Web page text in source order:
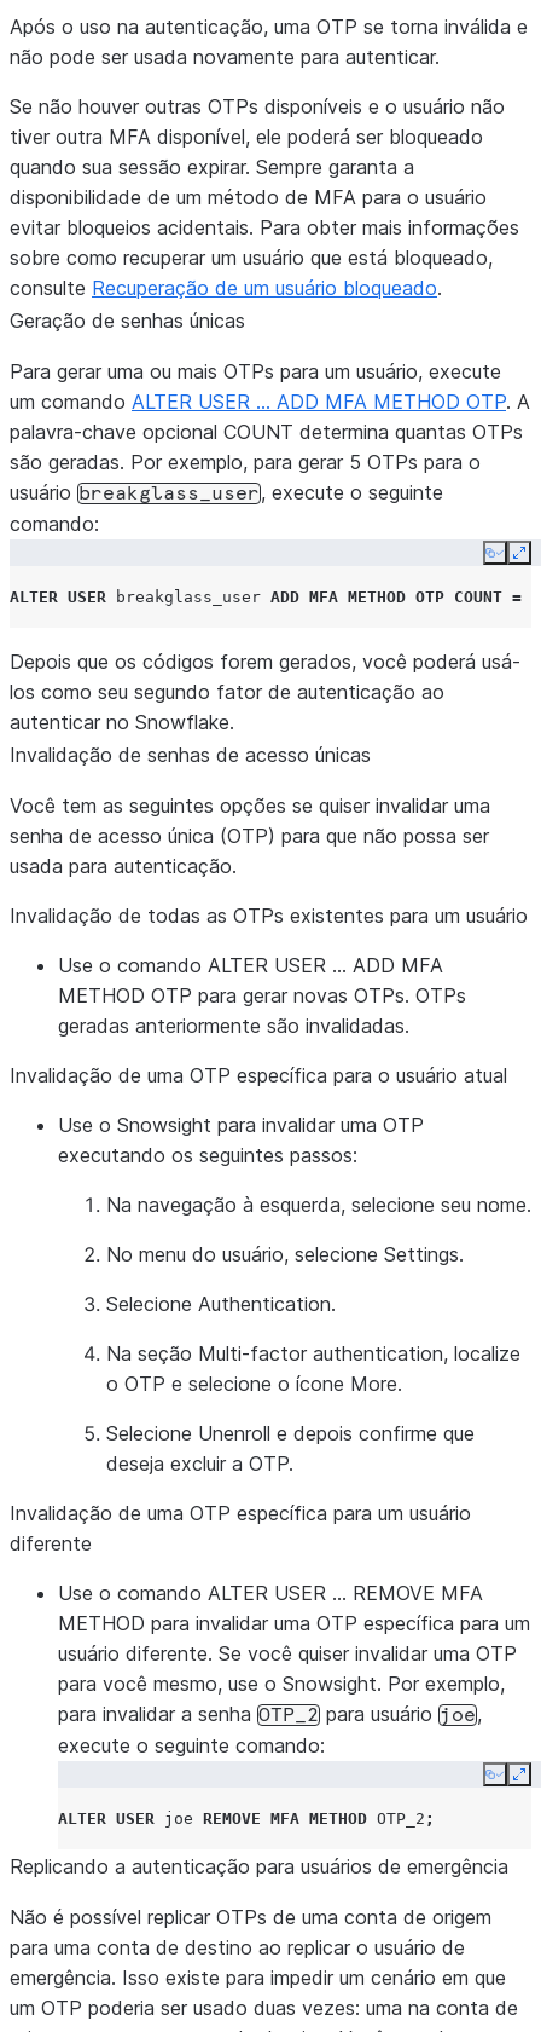
Após o uso na autenticação, uma OTP se torna inválida e
não pode ser usada novamente para autenticar.
Se não houver outras OTPs disponíveis e o usuário não
tiver outra MFA disponível, ele poderá ser bloqueado
quando sua sessão expirar. Sempre garanta a
disponibilidade de um método de MFA para o usuário
evitar bloqueios acidentais. Para obter mais informações
sobre como recuperar um usuário que está bloqueado,
consulte Recuperação de um usuário bloqueado.
Geração de senhas únicas
Para gerar uma ou mais OTPs para um usuário, execute
um comando ALTER USER … ADD MFA METHOD OTP. A
palavra-chave opcional COUNT determina quantas OTPs
são geradas. Por exemplo, para gerar 5 OTPs para o
usuário breakglass_user, execute o seguinte
comando:
Copy
ALTER USER breakglass_user ADD MFA METHOD OTP COUNT =
Depois que os códigos forem gerados, você poderá usá-
los como seu segundo fator de autenticação ao
autenticar no Snowflake.
Invalidação de senhas de acesso únicas
Você tem as seguintes opções se quiser invalidar uma
senha de acesso única (OTP) para que não possa ser
usada para autenticação.
Invalidação de todas as OTPs existentes para um usuário
Use o comando ALTER USER … ADD MFA
METHOD OTP para gerar novas OTPs. OTPs
geradas anteriormente são invalidadas.
Invalidação de uma OTP específica para o usuário atual
Use o Snowsight para invalidar uma OTP
executando os seguintes passos:
Na navegação à esquerda, selecione seu nome.
No menu do usuário, selecione Settings.
Selecione Authentication.
Na seção Multi-factor authentication, localize
o OTP e selecione o ícone More.
Selecione Unenroll e depois confirme que
deseja excluir a OTP.
Invalidação de uma OTP específica para um usuário
diferente
Use o comando ALTER USER … REMOVE MFA
METHOD para invalidar uma OTP específica para um
usuário diferente. Se você quiser invalidar uma OTP
para você mesmo, use o Snowsight. Por exemplo,
para invalidar a senha OTP_2 para usuário joe,
execute o seguinte comando:
Copy
ALTER USER joe REMOVE MFA METHOD OTP_2 ;
Replicando a autenticação para usuários de emergência
Não é possível replicar OTPs de uma conta de origem
para uma conta de destino ao replicar o usuário de
emergência. Isso existe para impedir um cenário em que
um OTP poderia ser usado duas vezes: uma na conta de